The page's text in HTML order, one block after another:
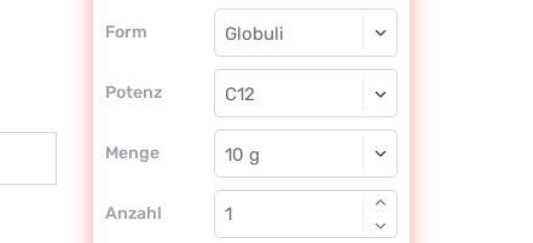
Form
Form
Potenz
Globuli
C12
Menge
Globuli
Anzahl